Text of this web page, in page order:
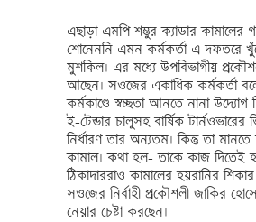
এছাড়া এমপি শম্ভুর ক্যাডার কামালের
শোনেননি এমন কর্মকর্তা এ দফতরে
মুশকিল। এর মধ্যে উপবিভাগীয়
আছেন। সওজের একাধিক কর্মকর্তা
কর্মকাণ্ডে স্বচ্ছতা আনতে নানা উদ্যোগ
ই-টেন্ডার চালুসহ বার্ষিক টার্নওভারের
নির্ধারণ তার অন্যতম। কিন্তু তা
কামাল। কথা হল- তাকে কাজ দিতেই
ঠিকাদাররাও কামালের হয়রানির
সওজের নির্বাহী প্রকৌশলী জাকির
নেয়ার চেষ্টা করছেন।